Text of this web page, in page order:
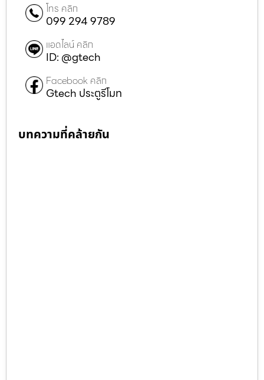
โทร คลิก
099 294 9789
แอดไลน์ คลิก
ID: @gtech
Facebook คลิก
Gtech ประตูรีโมท
บทความที่คล้ายกัน